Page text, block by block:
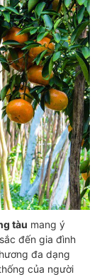
tàu mang ý
đến gia đình
đa dạng
của người